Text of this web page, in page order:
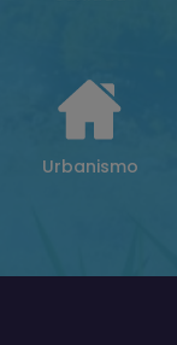
Urbanismo